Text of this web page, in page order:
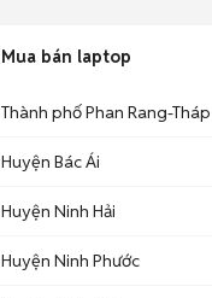
Mua bán laptop
Thành phố Phan Rang-
Huyện Bác Ái
Huyện Ninh Hải
Huyện Ninh Phước